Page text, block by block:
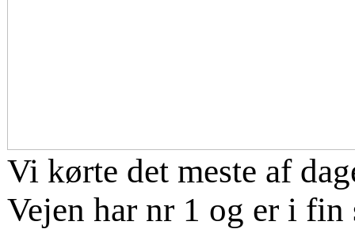
Vi kørte det meste af
Vejen har nr 1 og er i